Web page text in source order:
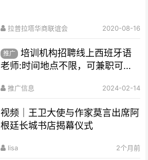
拉普拉塔华商联谊会 2020-08-16
推广
培训机构招聘线上西班牙语
老师:时间地点不限，可兼职可全
推广信息 2024-02-14
视频｜王卫大使与作家莫言出席阿
根廷长城书店揭幕仪式
lisa 2个月前